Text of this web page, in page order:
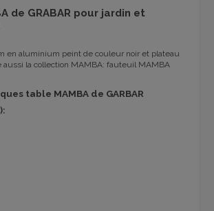
de GRABAR pour jardin et
en aluminium peint de couleur noir et plateau
aussi la collection MAMBA: fauteuil MAMBA
table MAMBA de GARBAR